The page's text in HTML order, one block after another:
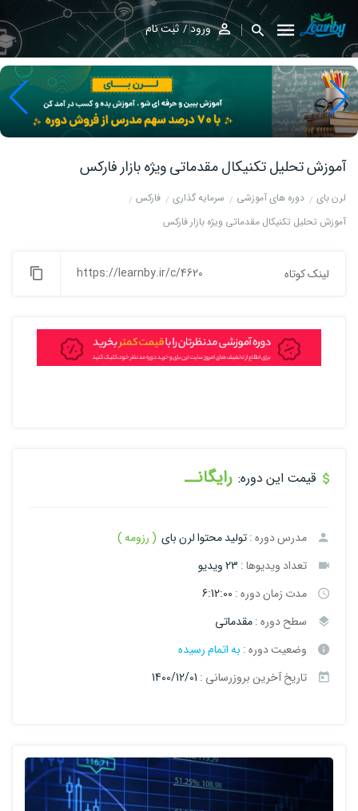
ورود ثبت نام
آموزش تحلیل تکنیکال مقدماتی ویژه بازار فارکس
لرن بای دوره های آموزشی سرمایه گذاری
فارکس
آموزش تحلیل تکنیکال مقدماتی ویژه بازار فارکس
لینک کوتاه https://learnby.ir/c/4620
قیمت این دوره: رایگانــ
مدرس دوره :تولید محتوا لرن بای ( رزومه )
تعداد ویدیوها : 23 ویدیو
مدت زمان دوره : 6:12:00
سطح دوره :مقدماتی
وضعیت دوره : به اتمام رسیده
تاریخ آخرین بروزرسانی : 1400/12/01